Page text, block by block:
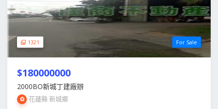
1321 For Sale
$180000000
2000BO新城丁建廠辦
花蓮縣 新城鄉